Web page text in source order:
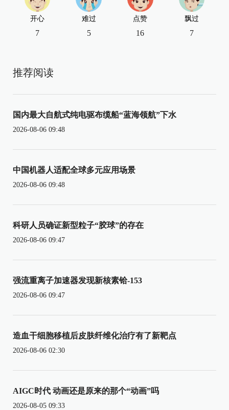
开心
7
难过
5
点赞
16
飘过
7
推荐阅读
国内最大自航式纯电驱布缆船“蓝海领航”下水
2026-08-06 09:48
中国机器人适配全球多元应用场景
2026-08-06 09:48
科研人员确证新型粒子“胶球”的存在
2026-08-06 09:47
强流重离子加速器发现新核素铪-153
2026-08-06 09:47
造血干细胞移植后皮肤纤维化治疗有了新靶点
2026-08-06 02:30
AIGC时代 动画还是原来的那个“动画”吗
2026-08-05 09:33